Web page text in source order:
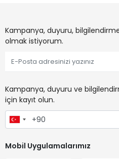
Kampanya, duyuru,
olmak istiyorum.
Kampanya, duyuru ve
için kayıt olun.
Mobil Uygulamalarımız